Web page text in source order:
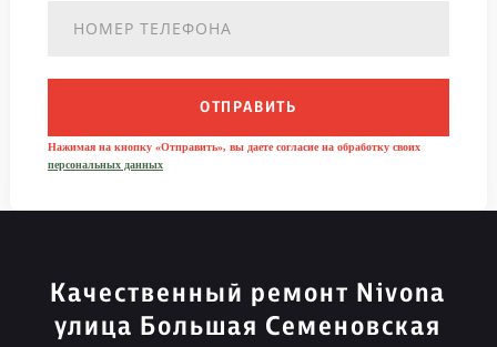
ОТПРАВИТЬ
Нажимая на кнопку «Отправить», вы даете согласие на обработку своих
персональных данных
Качественный ремонт Nivona
улица Большая Семеновская